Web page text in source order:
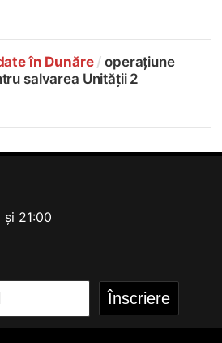
în Dunăre / operațiune
salvarea Unității 2
21:00